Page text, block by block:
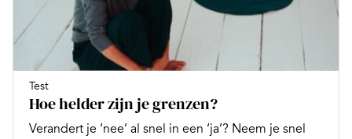
Test
Hoe helder zijn je grenzen?
Verandert je ‘nee’ al snel in een ‘ja’? Neem je snel